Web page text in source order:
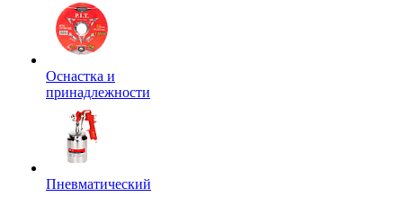
Оснастка и
принадлежности
Пневматический